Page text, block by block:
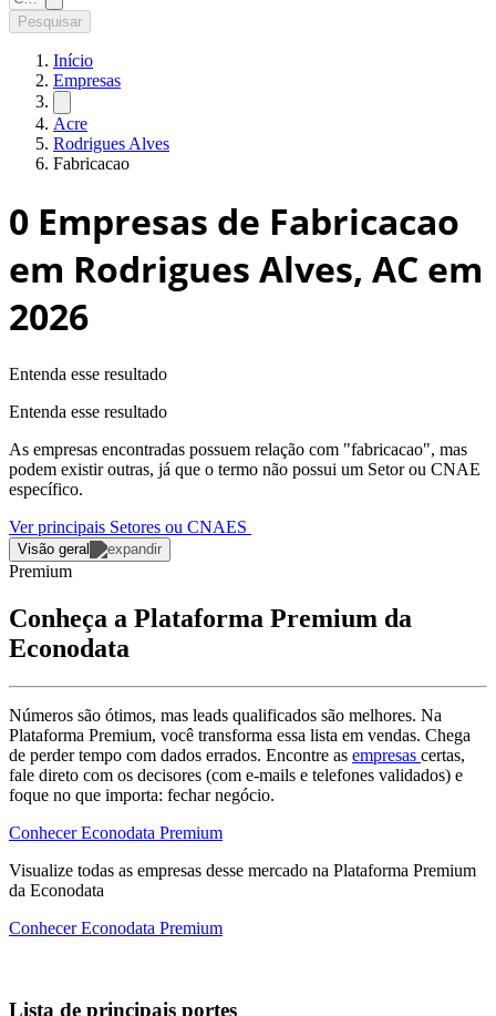
Pesquisar
Início
Empresas
Acre
Rodrigues Alves
Fabricacao
0 Empresas de Fabricacao
em Rodrigues Alves, AC em
2026
Entenda esse resultado
Entenda esse resultado
As empresas encontradas possuem relação com "fabricacao", mas
podem existir outras, já que o termo não possui um Setor ou CNAE
específico.
Ver principais Setores ou CNAES
Visão geral
Premium
Conheça a Plataforma Premium da
Econodata
Números são ótimos, mas leads qualificados são melhores. Na
Plataforma Premium, você transforma essa lista em vendas. Chega
de perder tempo com dados errados. Encontre as empresas certas,
fale direto com os decisores (com e-mails e telefones validados) e
foque no que importa: fechar negócio.
Conhecer Econodata Premium
Visualize todas as empresas desse mercado na Plataforma Premium
da Econodata
Conhecer Econodata Premium
Lista de principais portes